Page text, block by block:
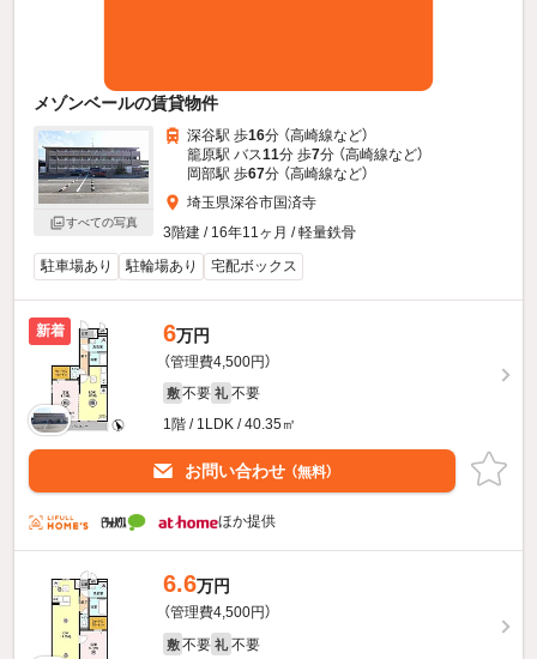
メゾンベールの賃貸物件
すべての写真
深谷駅 歩16分 （高崎線など）
籠原駅 バス11分 歩7分 （高崎線など）
岡部駅 歩67分 （高崎線など）
埼玉県深谷市国済寺
3階建 / 16年11ヶ月 / 軽量鉄骨
駐車場あり
駐輪場あり 宅配ボックス
新着 6万円
（管理費4,500円）
敷 不要 礼 不要
1階 / 1LDK / 40.35㎡
お問い合わせ （無料）
ほか提供
6.6万円
（管理費4,500円）
敷 不要 礼 不要